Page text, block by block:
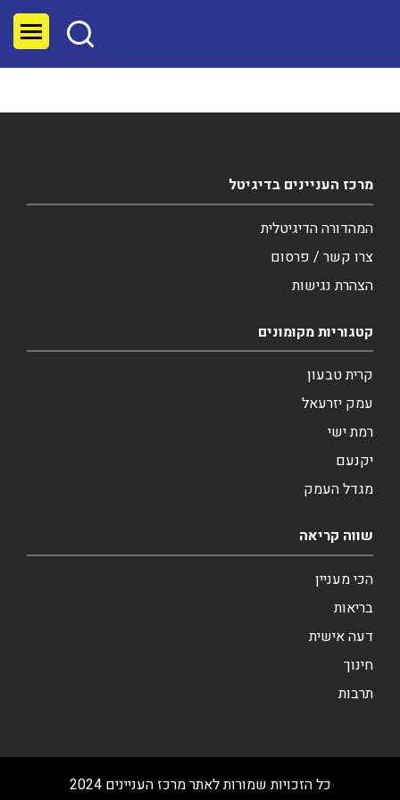
מרכז העניינים בדיגיטל
המהדורה הדיגיטלית
צרו קשר / פרסום
הצהרת נגישות
קטגוריות מקומונים
קרית טבעון
עמק יזרעאל
רמת ישי
יקנעם
מגדל העמק
שווה קריאה
הכי מעניין
בריאות
דעה אישית
חינוך
תרבות
כל הזכויות שמורות לאתר מרכז העניינים 2024